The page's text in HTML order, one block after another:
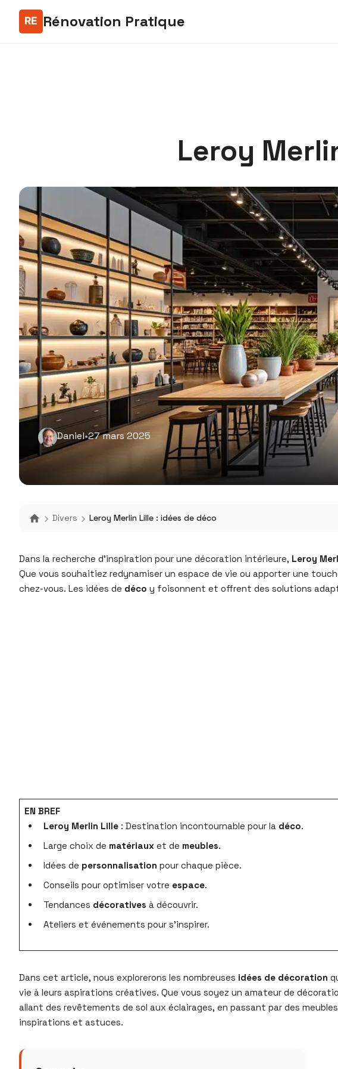
Rénovation Pratique
Leroy
Daniel•27 mars 2025
Divers Leroy Merlin Lille : idées de déco
Dans la recherche d’inspiration pour une décoration intérieure, Leroy
Que vous souhaitiez redynamiser un espace de vie ou apporter une
chez-vous. Les idées de déco y foisonnent et offrent des solutions
EN BREF
Leroy Merlin Lille: Destination incontournable pour la déco.
Large choix de matériauxet de meubles.
Idées de personnalisation pour chaque pièce.
Conseils pour optimiser votre espace.
Tendances décoratives à découvrir.
Ateliers et événements pour s’inspirer.
Dans cet article, nous explorerons les nombreuses idées de décoration
vie à leurs aspirations créatives. Que vous soyez un amateur de
allant des revêtements de sol aux éclairages, en passant par des
inspirations et astuces.